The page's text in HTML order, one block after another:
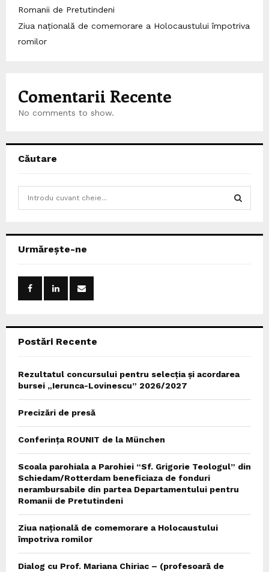
Romanii de Pretutindeni
Ziua națională de comemorare a Holocaustului împotriva
romilor
Comentarii Recente
No comments to show.
Căutare
h
Urmărește-ne
Postări Recente
Rezultatul concursului pentru selecția și acordarea
bursei „Ierunca-Lovinescu” 2026/2027
Precizări de presă
Conferința ROUNIT de la München
Scoala parohiala a Parohiei “Sf. Grigorie Teologul” din
Schiedam/Rotterdam beneficiaza de fonduri
nerambursabile din partea Departamentului pentru
Romanii de Pretutindeni
Ziua națională de comemorare a Holocaustului
împotriva romilor
Dialog cu Prof. Mariana Chiriac – (profesoară de